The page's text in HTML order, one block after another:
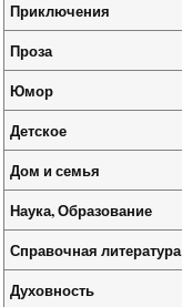
Приключения
Проза
Юмор
Детское
Дом и семья
Наука, Образование
Справочная литература
Духовность